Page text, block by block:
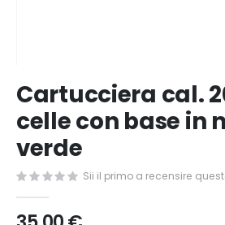
all'inizio
della
galleria
di
immagini
Cartucciera cal.
celle con base in
verde
Sii il primo a recensire